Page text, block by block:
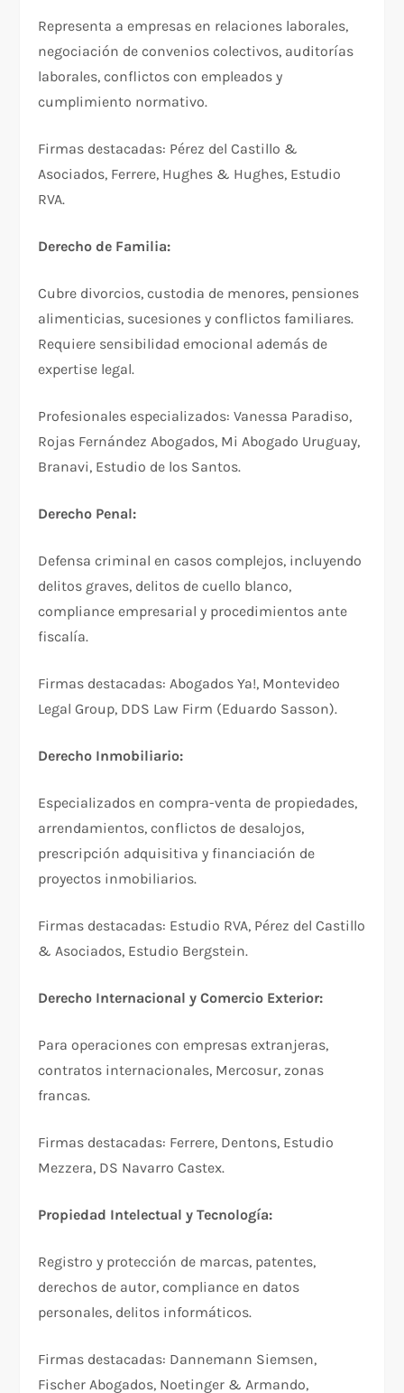
Representa a empresas en relaciones laborales,
negociación de convenios colectivos, auditorías
laborales, conflictos con empleados y
cumplimiento normativo.​
Firmas destacadas: Pérez del Castillo &
Asociados, Ferrere, Hughes & Hughes, Estudio
RVA.​
Derecho de Familia:
Cubre divorcios, custodia de menores, pensiones
alimenticias, sucesiones y conflictos familiares.
Requiere sensibilidad emocional además de
expertise legal.​
Profesionales especializados: Vanessa Paradiso,
Rojas Fernández Abogados, Mi Abogado Uruguay,
Branavi, Estudio de los Santos.​
Derecho Penal:
Defensa criminal en casos complejos, incluyendo
delitos graves, delitos de cuello blanco,
compliance empresarial y procedimientos ante
fiscalía.​
Firmas destacadas: Abogados Ya!, Montevideo
Legal Group, DDS Law Firm (Eduardo Sasson).​
Derecho Inmobiliario:
Especializados en compra-venta de propiedades,
arrendamientos, conflictos de desalojos,
prescripción adquisitiva y financiación de
proyectos inmobiliarios.​
Firmas destacadas: Estudio RVA, Pérez del Castillo
& Asociados, Estudio Bergstein.​
Derecho Internacional y Comercio Exterior:
Para operaciones con empresas extranjeras,
contratos internacionales, Mercosur, zonas
francas.​
Firmas destacadas: Ferrere, Dentons, Estudio
Mezzera, DS Navarro Castex.​
Propiedad Intelectual y Tecnología:
Registro y protección de marcas, patentes,
derechos de autor, compliance en datos
personales, delitos informáticos.​
Firmas destacadas: Dannemann Siemsen,
Fischer Abogados, Noetinger & Armando,